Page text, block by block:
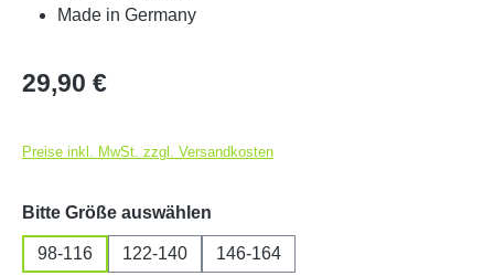
Made in Germany
Regulärer Preis:
29,90 €
Preise inkl. MwSt. zzgl. Versandkosten
Bitte Größe auswählen
98-116 122-140 146-164